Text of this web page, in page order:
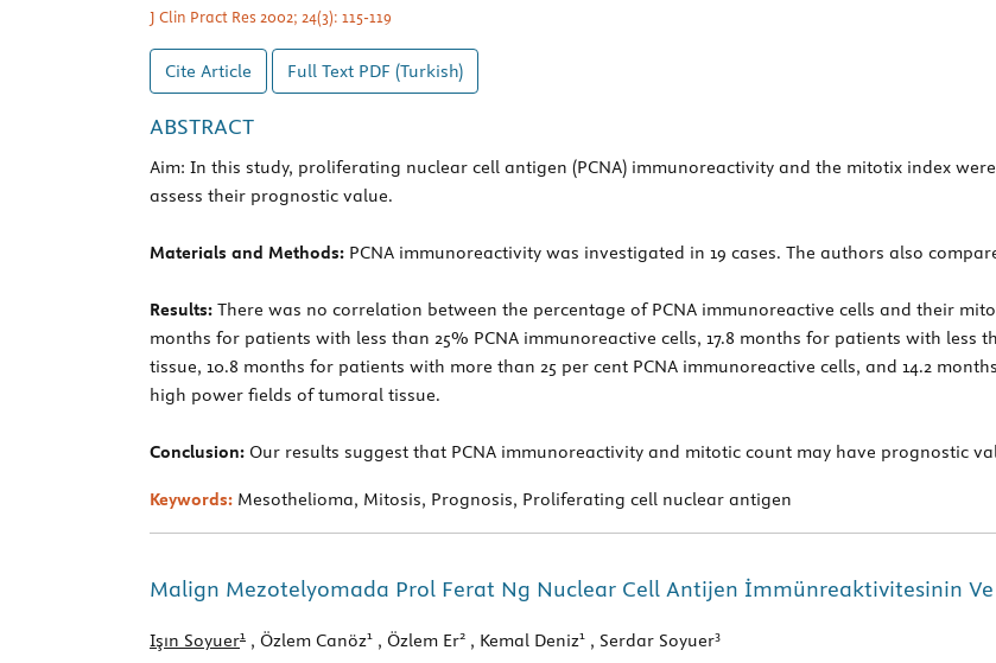
J Clin Pract Res 2002; 24(3): 115-119
Cite Article Full Text PDF (Turkish)
ABSTRACT
Aim: In this study, proliferating nuclear cell antigen (PCNA) immunoreactivity and the mitotix index
assess their prognostic value.
Materials and Methods: PCNA immunoreactivity was investigated in 19 cases. The authors also
Results: There was no correlation between the percentage of PCNA immunoreactive cells and their
months for patients with less than 25% PCNA immunoreactive cells, 17.8 months for patients with
tissue, 10.8 months for patients with more than 25 per cent PCNA immunoreactive cells, and 14.2
high power fields of tumoral tissue.
Conclusion: Our results suggest that PCNA immunoreactivity and mitotic count may have prognostic
Keywords: Mesothelioma, Mitosis, Prognosis, Proliferating cell nuclear antigen
Malign Mezotelyomada Prol Ferat Ng Nuclear Cell Antijen İmmünreaktivitesinin
Işın Soyuer1 , Özlem Canöz1 , Özlem Er2 , Kemal Deniz1 , Serdar Soyuer3